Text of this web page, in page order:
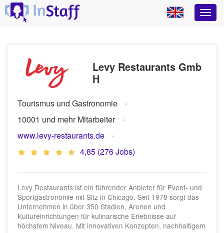
Levy Restaurants Gmb
H
Tourismus und Gastronomie
10001 und mehr Mitarbeiter
www.levy-restaurants.de
4,85 (276 Jobs)
Levy Restaurants ist ein führender Anbieter für Event- und
Sportgastronomie mit Sitz in Chicago. Seit 1978 sorgt das
Unternehmen in über 350 Stadien, Arenen und
Kultureinrichtungen für kulinarische Erlebnisse auf
höchstem Niveau. Mit innovativen Konzepten, nachhaltigem